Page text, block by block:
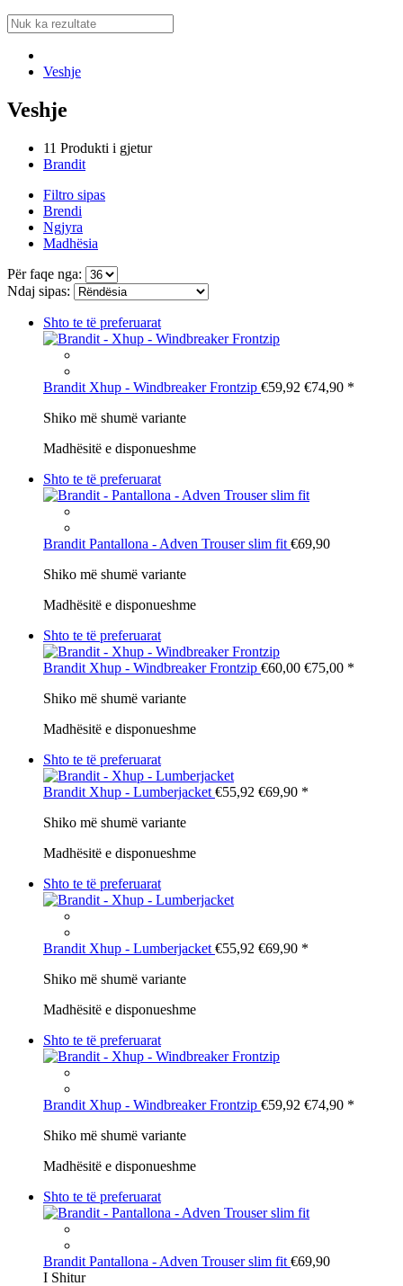
Veshje
Veshje
11 Produkti i gjetur
Brandit
Filtro sipas
Brendi
Ngjyra
Madhësia
Për faqe nga:
Ndaj sipas:
Shto te të preferuarat
Brandit Xhup - Windbreaker Frontzip €59,92 €74,90 *
Shiko më shumë variante
Madhësitë e disponueshme
Shto te të preferuarat
Brandit Pantallona - Adven Trouser slim fit €69,90
Shiko më shumë variante
Madhësitë e disponueshme
Shto te të preferuarat
Brandit Xhup - Windbreaker Frontzip €60,00 €75,00 *
Shiko më shumë variante
Madhësitë e disponueshme
Shto te të preferuarat
Brandit Xhup - Lumberjacket €55,92 €69,90 *
Shiko më shumë variante
Madhësitë e disponueshme
Shto te të preferuarat
Brandit Xhup - Lumberjacket €55,92 €69,90 *
Shiko më shumë variante
Madhësitë e disponueshme
Shto te të preferuarat
Brandit Xhup - Windbreaker Frontzip €59,92 €74,90 *
Shiko më shumë variante
Madhësitë e disponueshme
Shto te të preferuarat
Brandit Pantallona - Adven Trouser slim fit €69,90
I Shitur